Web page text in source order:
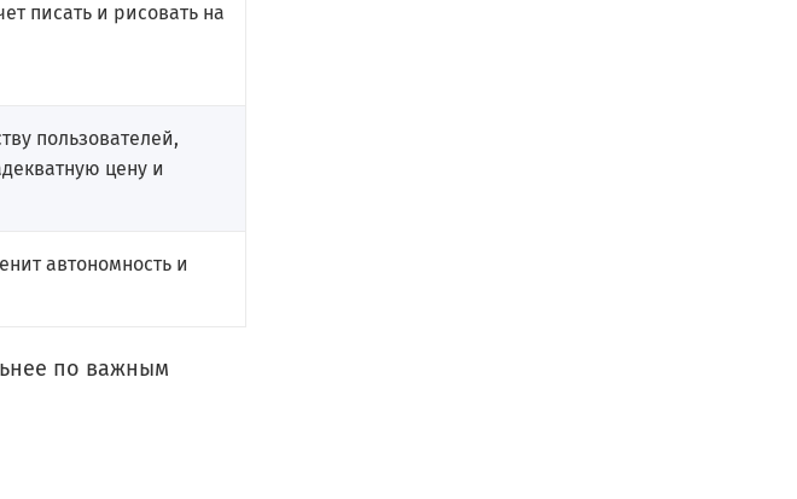
писать и рисовать на
пользователей,
цену и
автономность и
по важным